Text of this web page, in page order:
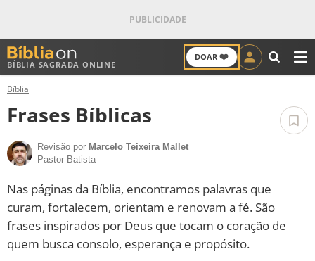
BÍBLIA SAGRADA ONLINE
DOAR ❤️
ANTIGO TESTAMENTO
VERSÍCULOS
VERSÍCULO DO DIA
PALAVRA DO DIA
Bíblia
Frases Bíblicas
Revisão por Marcelo Teixeira Mallet
Pastor Batista
Nas páginas da Bíblia, encontramos palavras que
curam, fortalecem, orientam e renovam a fé. São
frases inspirados por Deus que tocam o coração de
quem busca consolo, esperança e propósito.